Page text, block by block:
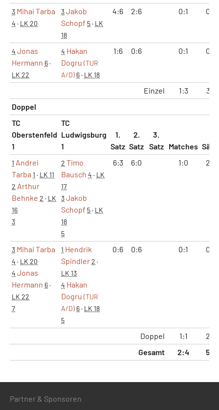
3 Mihai Tarba
4 · LK 20
3Jakob
Schopf 5· LK
18
4:6 2:6 0:1 0:2
4 Jonas
Hermann 6·
LK 22
4 Hakan
Dogru (TUR
A/D) 6· LK 18
1:6 0:6 0:1 0:2
Einzel 1:3
3:6
Doppel
TC
Oberstenfeld
1
TC
Ludwigsburg
1
1.
Satz
2.
Satz
3.
Satz
Matches
1 Andrei
Tarba 1 · LK 11
2 Arthur
Behnke 2 · LK
16
3
2 Timo
Bausch 4 · LK
17
3Jakob
Schopf 5· LK
18
5
6:3 6:0 1:0 2:0
3 Mihai Tarba
4 · LK 20
4 Jonas
Hermann 6·
LK 22
7
1 Hendrik
Spindler2 ·
LK 13
4 Hakan
Dogru (TUR
A/D) 6· LK 18
5
0:6 0:6 0:1 0:2
Doppel 1:1
2:2
Gesamt
2:4 5:8
Partner & Sponsoren